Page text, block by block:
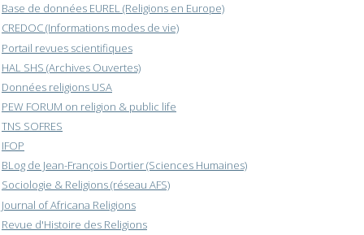
Base de données EUREL (Religions en Europe)
CREDOC (Informations modes de vie)
Portail revues scientifiques
HAL SHS (Archives Ouvertes)
Données religions USA
PEW FORUM on religion & public life
TNS SOFRES
IFOP
BLog de Jean-François Dortier (Sciences Humaines)
Sociologie & Religions (réseau AFS)
Journal of Africana Religions
Revue d'Histoire des Religions